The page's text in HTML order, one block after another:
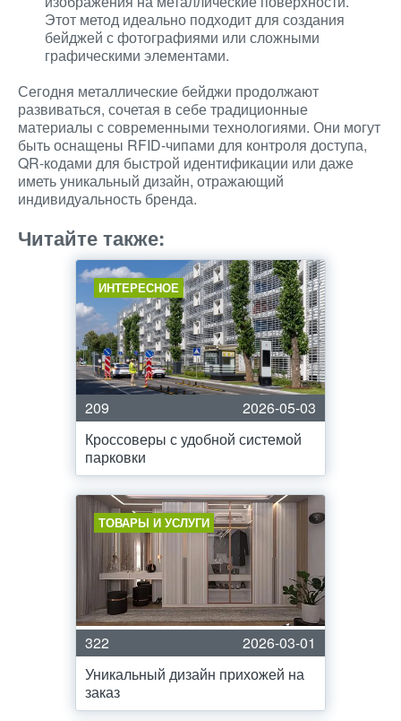
Этот метод идеально подходит для создания
бейджей с фотографиями или сложными
графическими элементами.
Сегодня металлические бейджи продолжают
развиваться, сочетая в себе традиционные
материалы с современными технологиями. Они могут
быть оснащены RFID-чипами для контроля доступа,
QR-кодами для быстрой идентификации или даже
иметь уникальный дизайн, отражающий
индивидуальность бренда.
Читайте также:
ИНТЕРЕСНОЕ
209
2026-05-03
Кроссоверы с удобной системой
парковки
ТОВАРЫ И УСЛУГИ
322
2026-03-01
Уникальный дизайн прихожей на
заказ